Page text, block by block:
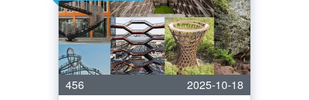
456
2025-10-18